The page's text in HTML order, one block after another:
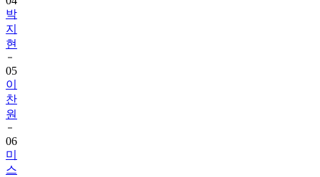
박
지
현
05
이
찬
원
06
미
스